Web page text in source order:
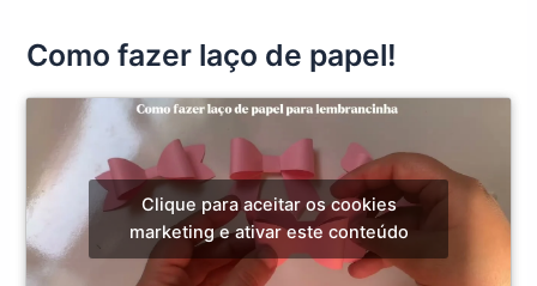
Como fazer laço de papel!
Clique para aceitar os cookies
marketing e ativar este conteúdo